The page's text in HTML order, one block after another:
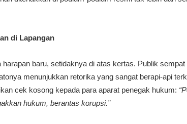
di Lapangan
baru, setidaknya di atas kertas. Publik
menunjukkan retorika yang sangat berapi-api
cek kosong kepada para aparat penegak hukum:
hukum, berantas korupsi.”